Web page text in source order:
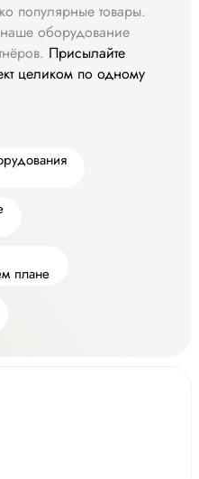
популярные товары.
оборудование
Присылайте
целиком по одному
плане